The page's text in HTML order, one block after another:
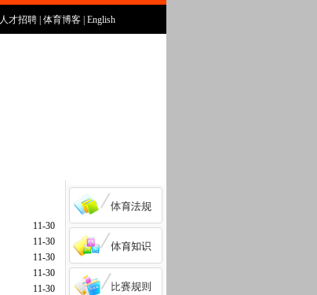
人才招聘| 体育博客| English
11-30
11-30
11-30
11-30
11-30